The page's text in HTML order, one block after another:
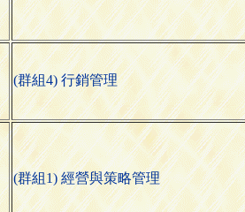
(群組4) 行銷管理
(群組1) 經營與策略管理